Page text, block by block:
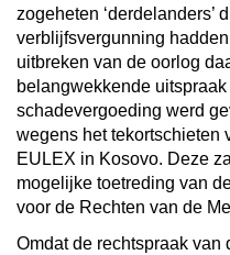
zogeheten ‘derdelanders’
verblijfsvergunning
uitbreken van de oorlog
belangwekkende
schadevergoeding werd
wegens het tekortschieten
EULEX in Kosovo. Deze
mogelijke toetreding van
voor de Rechten van de
Omdat de rechtspraak van